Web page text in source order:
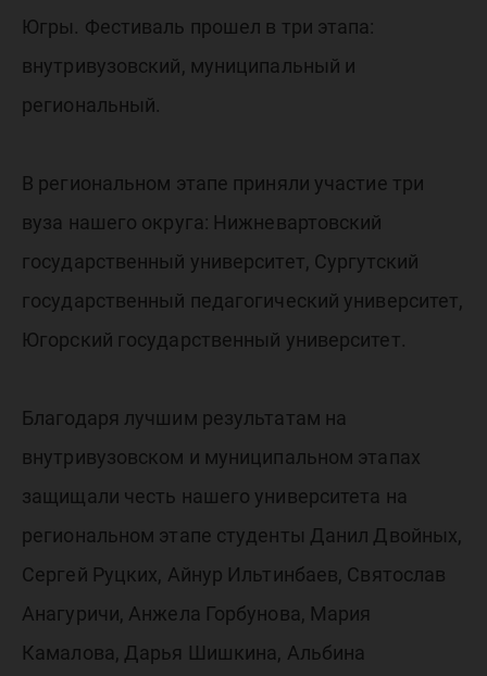
Югры. Фестиваль прошел в три этапа:
внутривузовский, муниципальный и
региональный.
В региональном этапе приняли участие три
вуза нашего округа: Нижневартовский
государственный университет, Сургутский
государственный педагогический университет,
Югорский государственный университет.
Благодаря лучшим результатам на
внутривузовском и муниципальном этапах
защищали честь нашего университета на
региональном этапе студенты Данил Двойных,
Сергей Руцких, Айнур Ильтинбаев, Святослав
Анагуричи, Анжела Горбунова, Мария
Камалова, Дарья Шишкина, Альбина